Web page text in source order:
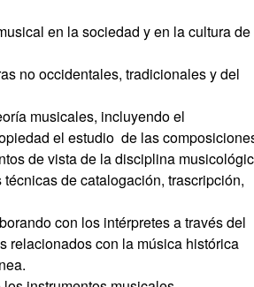
en la sociedad y en la cultura de
no occidentales, tradicionales y del
musicales, incluyendo el
el estudio de las
de vista de la disciplina
de catalogación, trascripción,
con los intérpretes a través del
relacionados con la música histórica